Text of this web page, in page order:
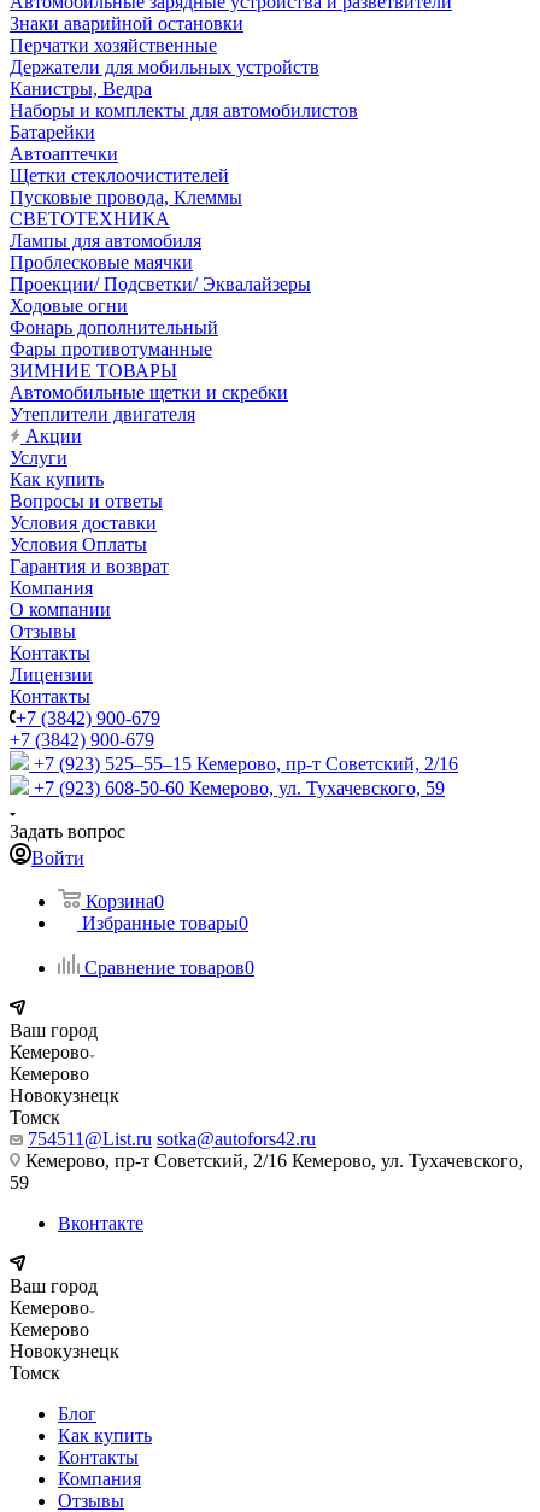
Знаки аварийной остановки
Перчатки хозяйственные
Держатели для мобильных устройств
Канистры, Ведра
Наборы и комплекты для автомобилистов
Батарейки
Автоаптечки
Щетки стеклоочистителей
Пусковые провода, Клеммы
СВЕТОТЕХНИКА
Лампы для автомобиля
Проблесковые маячки
Проекции/ Подсветки/ Эквалайзеры
Ходовые огни
Фонарь дополнительный
Фары противотуманные
ЗИМНИЕ ТОВАРЫ
Автомобильные щетки и скребки
Утеплители двигателя
Акции
Услуги
Как купить
Вопросы и ответы
Условия доставки
Условия Оплаты
Гарантия и возврат
Компания
О компании
Отзывы
Контакты
Лицензии
Контакты
+7 (3842) 900-679
+7 (3842) 900-679
+7 (923) 525–55–15 Кемерово, пр-т Советский, 2/16
+7 (923) 608-50-60 Кемерово, ул. Тухачевского, 59
Задать вопрос
Войти
Корзина0
Избранные товары0
Сравнение товаров0
Ваш город
Кемерово
Кемерово
Новокузнецк
Томск
754511@List.ru sotka@autofors42.ru
Кемерово, пр-т Советский, 2/16 Кемерово, ул. Тухачевского,
59
Вконтакте
Ваш город
Кемерово
Кемерово
Новокузнецк
Томск
Блог
Как купить
Контакты
Компания
Отзывы